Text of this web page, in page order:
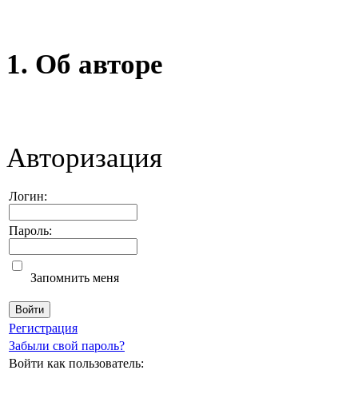
1. Об авторе
Авторизация
Логин:
Пароль:
Запомнить меня
Регистрация
Забыли свой пароль?
Войти как пользователь: